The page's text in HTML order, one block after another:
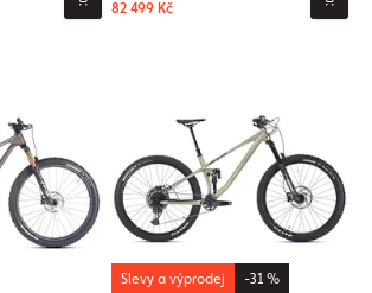
82 499 Kč
Slevy a výprodej -31 %